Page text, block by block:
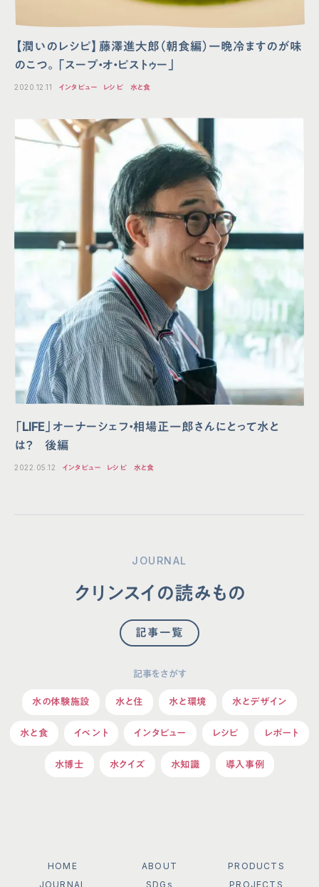
【潤いのレシピ】藤澤進⼤郎（朝⾷編）⼀晩冷ますのが味
のこつ。「スープ・オ・ピストゥー」
2020.12.11 インタビュー レシピ 水と食
「LIFE」オーナーシェフ・相場正一郎さんにとって水と
は？ 後編
2022.05.12 インタビュー レシピ 水と食
JOURNAL
クリンスイの読みもの
記事一覧
記事をさがす
水の体験施設 水と住 水と環境 水とデザイン
水と食 イベント インタビュー レシピ レポート
水博士 水クイズ 水知識 導入事例
HOME ABOUT
PRODUCTS
JOURNAL
SDGs PROJECTS